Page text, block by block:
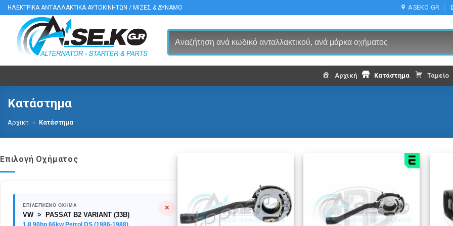
Μετάβαση
στο
περιεχόμενο
ΗΛΕΚΤΡΙΚΑ ΑΝΤΑΛΛΑΚΤΙΚΑ ΑΥΤΟΚΙΝΗΤΩΝ / ΜΙΖΕΣ & ΔΥΝΑΜΟ ASEKO GR
Αρχική Κατάστημα Ταμείο
Κατάστημα
Αρχική » Κατάστημα
Επιλογή Οχήματος
ΕΠΙΛΕΓΜΕΝΟ ΟΧΗΜΑ
VW > PASSAT B2 VARIANT (33B)
1.8 90hp 66kw Petrol DS (1986-1988)
✕